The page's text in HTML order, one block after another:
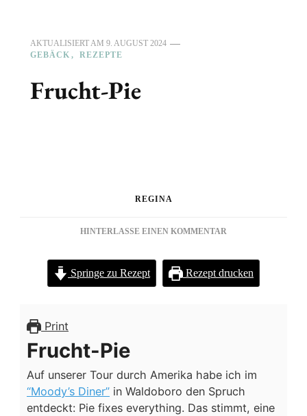
AKTUALISIERT AM 9. AUGUST 2024
GEBÄCK
REZEPTE
Frucht-Pie
REGINA
HINTERLASSE EINEN KOMMENTAR
PIE
Springe zu Rezept Rezept drucken
Print
Frucht-Pie
Auf unserer Tour durch Amerika habe ich im
“Moody’s Diner” in Waldoboro den Spruch
entdeckt: Pie fixes everything. Das stimmt, eine